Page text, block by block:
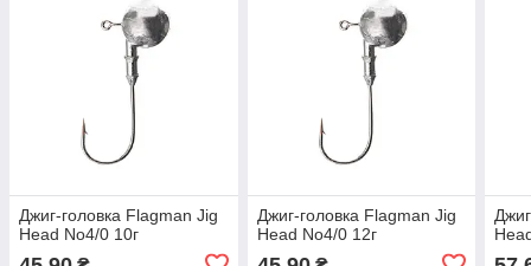
Джиг-головка Flagman Jig
Head No4/0 10г
Джиг-головка Flagman Jig
Head No4/0 12г